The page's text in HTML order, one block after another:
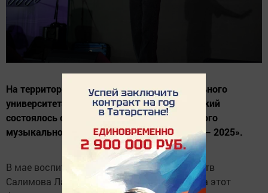
На территории Дальневосточного Федерального
университета, на живописном острове Русский
состоялось открытие ХХ юбилейного детского
музыкального фестиваля «Белый Пароход — 2025».
В мае воспитанница детской школы искусств
Салимова Латифа получила приглашение на этот